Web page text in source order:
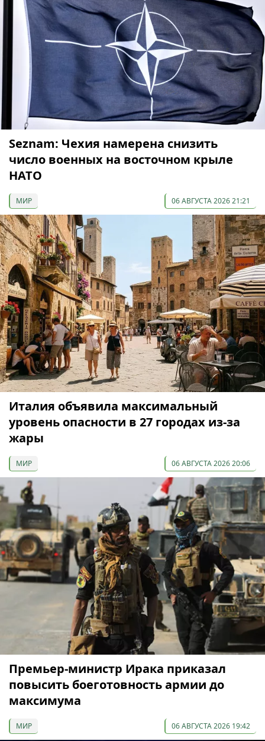
Seznam: Чехия намерена снизить
число военных на восточном крыле
НАТО
МИР 06 АВГУСТА 2026 21:21
Италия объявила максимальный
уровень опасности в 27 городах из-за
жары
МИР 06 АВГУСТА 2026 20:06
Премьер-министр Ирака приказал
повысить боеготовность армии до
максимума
МИР 06 АВГУСТА 2026 19:42